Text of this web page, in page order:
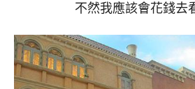
不然我應該會花錢去